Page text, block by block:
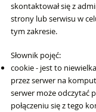
skontaktował się z
strony lub serwisu w
tym zakresie.
Słownik pojęć:
cookie - jest to
przez serwer na
serwer może odczytać
połączeniu się z tego